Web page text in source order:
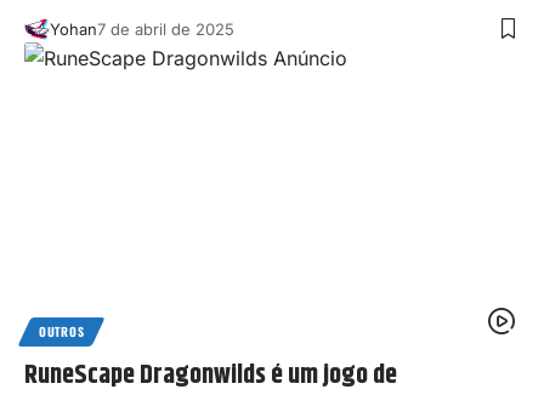
Yohan7 de abril de 2025
OUTROS
RuneScape Dragonwilds é um jogo de